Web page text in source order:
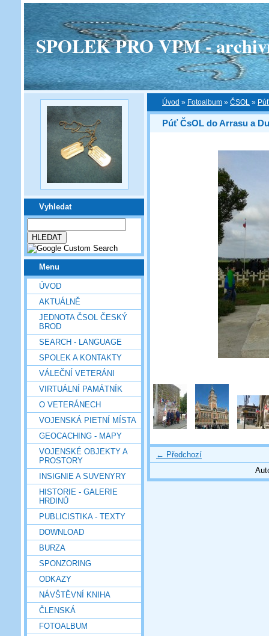
SPOLEK PRO VPM -
Vyhledat
Menu
ÚVOD
AKTUÁLNĚ
JEDNOTA ČSOL ČESKÝ
BROD
SEARCH - LANGUAGE
SPOLEK A KONTAKTY
VÁLEČNÍ VETERÁNI
VIRTUÁLNÍ PAMÁTNÍK
O VETERÁNECH
VOJENSKÁ PIETNÍ MÍSTA
GEOCACHING - MAPY
VOJENSKÉ OBJEKTY A
PROSTORY
INSIGNIE A SUVENYRY
HISTORIE - GALERIE
HRDINŮ
PUBLICISTIKA - TEXTY
DOWNLOAD
BURZA
SPONZORING
ODKAZY
NÁVŠTĚVNÍ KNIHA
ČLENSKÁ
FOTOALBUM
Úvod » Fotoalbum » ČSOL »
Púť ČsOL do Arrasu a
← Předchozí